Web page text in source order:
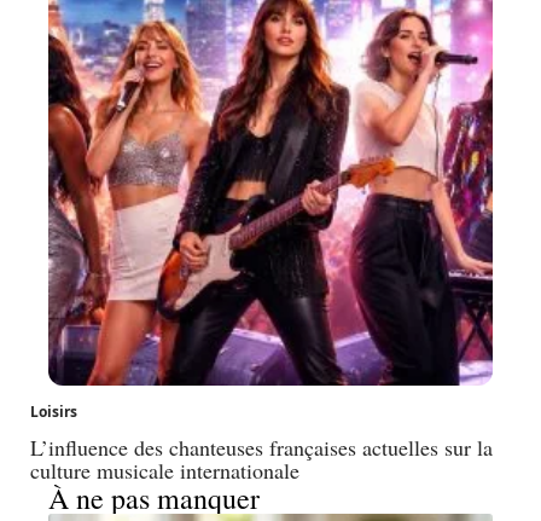
Loisirs
L’influence des chanteuses françaises actuelles sur la
culture musicale internationale
À ne pas manquer